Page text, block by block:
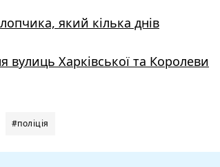
який кілька днів
вулиць Харківської та Королеви
#поліція